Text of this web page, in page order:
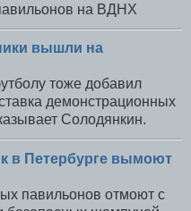
на ВДНХ
вышли на
тоже добавил
демонстрационных
Солодянкин.
в Петербурге вымоют
павильонов отмоют с